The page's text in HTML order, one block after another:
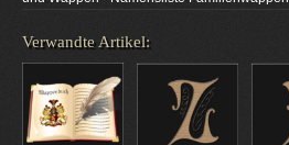
Verwandte Artikel: